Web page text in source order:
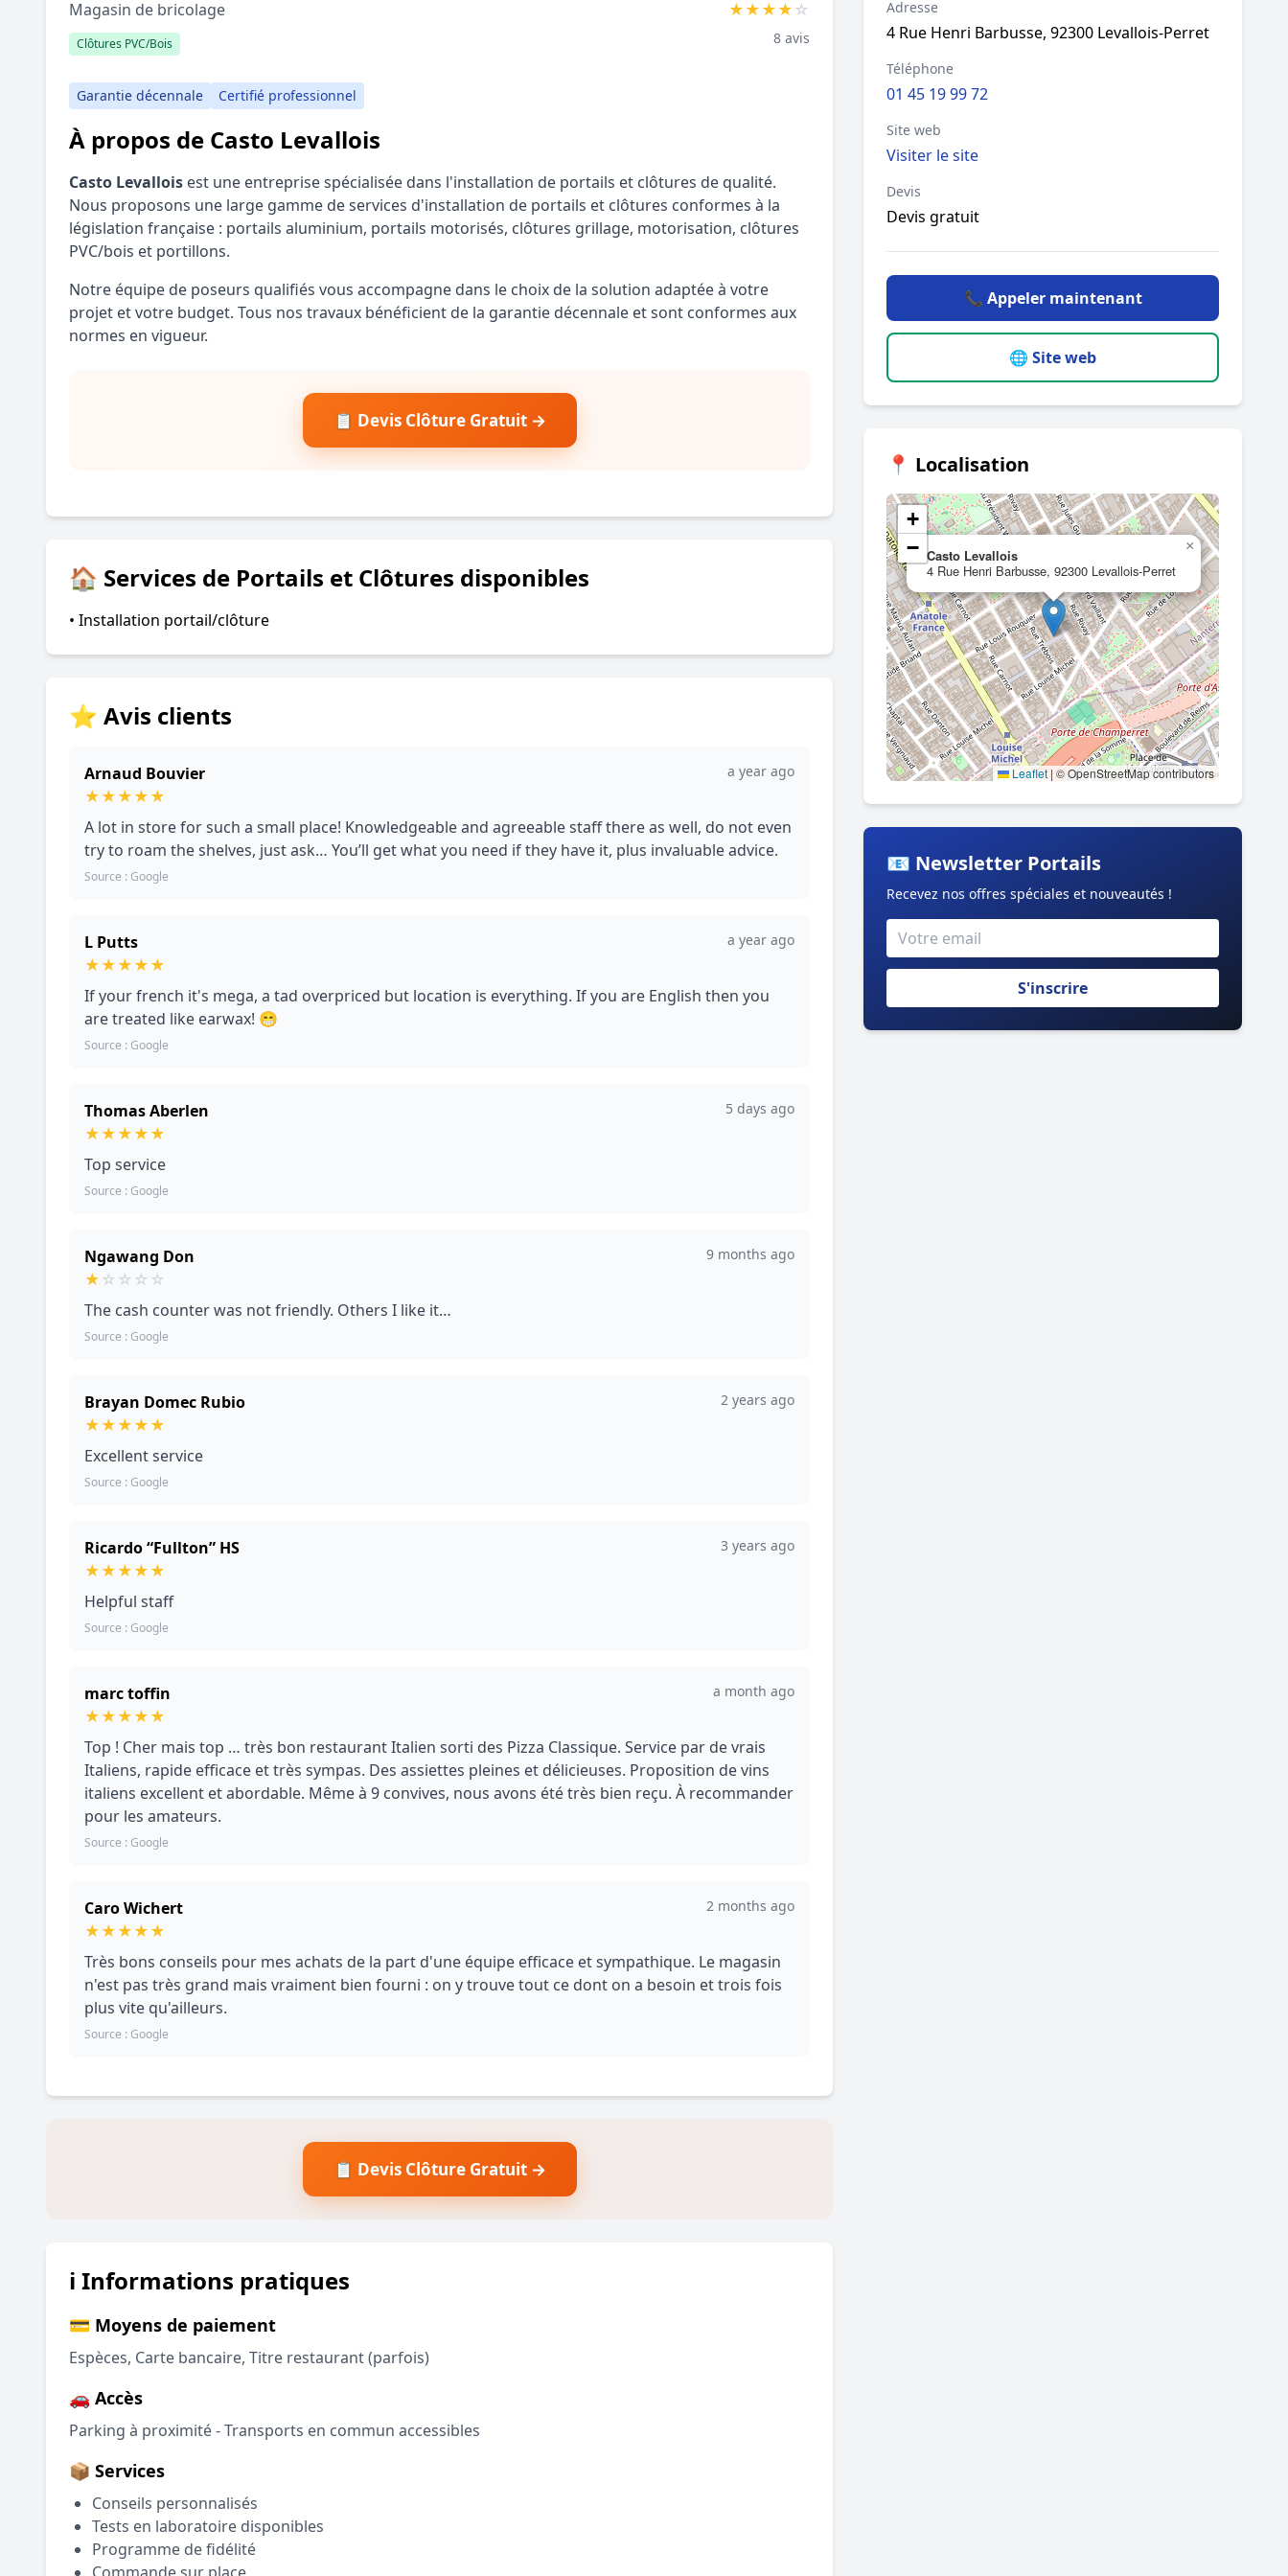
Magasin de bricolage
Clôtures PVC/Bois
★★★★☆
8 avis
Garantie décennale Certifié professionnel
À propos de Casto Levallois
Casto Levallois est une entreprise spécialisée dans l'installation de portails et clôtures de qualité.
Nous proposons une large gamme de services d'installation de portails et clôtures conformes à la
législation française : portails aluminium, portails motorisés, clôtures grillage, motorisation, clôtures
PVC/bois et portillons.
Notre équipe de poseurs qualifiés vous accompagne dans le choix de la solution adaptée à votre
projet et votre budget. Tous nos travaux bénéficient de la garantie décennale et sont conformes aux
normes en vigueur.
📋 Devis Clôture Gratuit →
🏠 Services de Portails et Clôtures disponibles
• Installation portail/clôture
⭐ Avis clients
Arnaud Bouvier
★★★★★
a year ago
A lot in store for such a small place! Knowledgeable and agreeable staff there as well, do not even
try to roam the shelves, just ask… You’ll get what you need if they have it, plus invaluable advice.
Source : Google
L Putts
★★★★★
a year ago
If your french it's mega, a tad overpriced but location is everything. If you are English then you
are treated like earwax! 😁
Source : Google
Thomas Aberlen
★★★★★
5 days ago
Top service
Source : Google
Ngawang Don
★☆ ☆ ☆ ☆
9 months ago
The cash counter was not friendly. Others I like it…
Source : Google
Brayan Domec Rubio
★★★★★
2 years ago
Excellent service
Source : Google
Ricardo “Fullton” HS
★★★★★
3 years ago
Helpful staff
Source : Google
marc toffin
★★★★★
a month ago
Top ! Cher mais top … très bon restaurant Italien sorti des Pizza Classique. Service par de vrais
Italiens, rapide efficace et très sympas. Des assiettes pleines et délicieuses. Proposition de vins
italiens excellent et abordable. Même à 9 convives, nous avons été très bien reçu. À recommander
pour les amateurs.
Source : Google
Caro Wichert
★★★★★
2 months ago
Très bons conseils pour mes achats de la part d'une équipe efficace et sympathique. Le magasin
n'est pas très grand mais vraiment bien fourni : on y trouve tout ce dont on a besoin et trois fois
plus vite qu'ailleurs.
Source : Google
📋 Devis Clôture Gratuit →
ℹ️ Informations pratiques
💳 Moyens de paiement
Espèces, Carte bancaire, Titre restaurant (parfois)
🚗 Accès
Parking à proximité - Transports en commun accessibles
📦 Services
Conseils personnalisés
Tests en laboratoire disponibles
Programme de fidélité
Adresse
4 Rue Henri Barbusse, 92300 Levallois-Perret
Téléphone
01 45 19 99 72
Site web
Visiter le site
Devis
Devis gratuit
📞 Appeler maintenant
🌐 Site web
📍 Localisation
Casto Levallois
4 Rue Henri Barbusse, 92300 Levallois-Perret
×
+
−
Leaflet |© OpenStreetMap contributors
📧 Newsletter Portails
Recevez nos offres spéciales et nouveautés !
S'inscrire